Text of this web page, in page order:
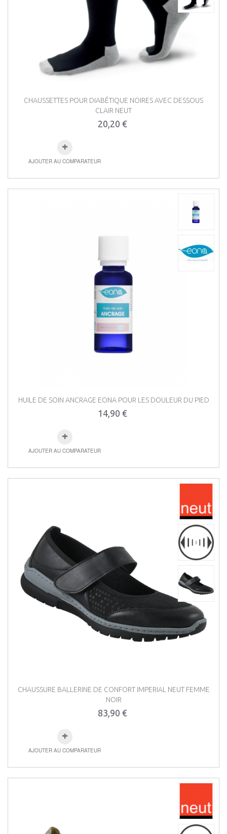
CHAUSSETTES POUR DIABÉTIQUE NOIRES AVEC DESSOUS
CLAIR NEUT
20,20 €
AJOUTER AU COMPARATEUR
HUILE DE SOIN ANCRAGE EONA POUR LES DOULEUR DU PIED
14,90 €
AJOUTER AU COMPARATEUR
CHAUSSURE BALLERINE DE CONFORT IMPERIAL NEUT FEMME
NOIR
83,90 €
AJOUTER AU COMPARATEUR